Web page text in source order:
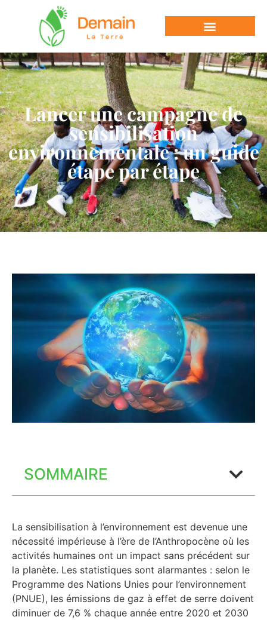
Lancer une campagne de
sensibilisation
environnementale : un guide
étape par étape
SOMMAIRE
La sensibilisation à l’environnement est devenue une
nécessité impérieuse à l’ère de l’Anthropocène où les
activités humaines ont un impact sans précédent sur
la planète. Les statistiques sont alarmantes : selon le
Programme des Nations Unies pour l’environnement
(PNUE), les émissions de gaz à effet de serre doivent
diminuer de 7,6 % chaque année entre 2020 et 2030